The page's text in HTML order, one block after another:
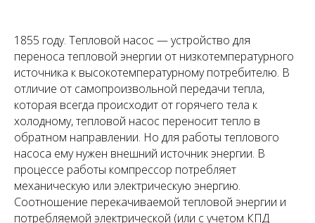
1855 году. Тепловой насос — устройство для
переноса тепловой энергии от низкотемпературного
источника к высокотемпературному потребителю. В
отличие от самопроизвольной передачи тепла,
которая всегда происходит от горячего тела к
холодному, тепловой насос переносит тепло в
обратном направлении. Но для работы теплового
насоса ему нужен внешний источник энергии. В
процессе работы компрессор потребляет
механическую или электрическую энергию.
Соотношение перекачиваемой тепловой энергии и
потребляемой электрической (или с учетом КПД